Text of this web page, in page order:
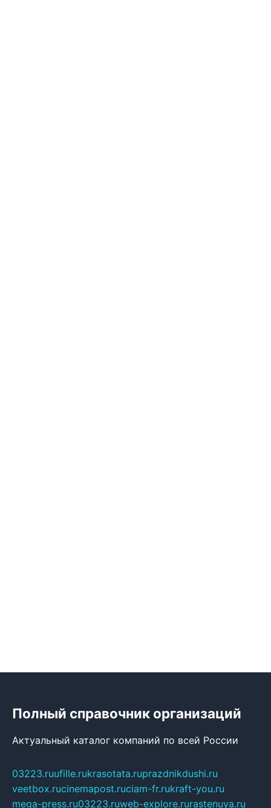
Полный справочник организаций
Актуальный каталог компаний по всей России
03223.ruufille.rukrasotata.ruprazdnikdushi.ru
veetbox.rucinemapost.ruciam-fr.rukraft-you.ru
mega-press.ru03223.ruweb-explore.rurastenuya.ru